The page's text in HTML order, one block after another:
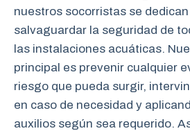
nuestros socorristas se
salvaguardar la seguridad de
las instalaciones acuáticas.
principal es prevenir cualquier
riesgo que pueda surgir,
en caso de necesidad y
auxilios según sea requerido.